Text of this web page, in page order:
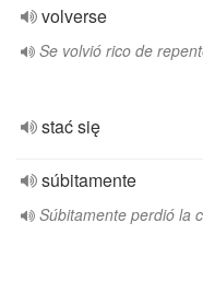
volverse
Se volvió rico de
stać się
súbitamente
Súbitamente perdió la